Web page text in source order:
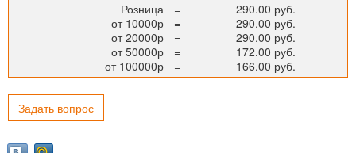
Розница
=
290.00 руб.
от 10000р
=
290.00 руб.
от 20000р
=
290.00 руб.
от 50000р
=
172.00 руб.
от 100000р
= 166.00 руб.
Задать вопрос